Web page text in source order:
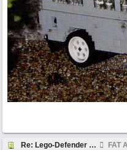
Re: Lego-Defender - sophisticated! FAT